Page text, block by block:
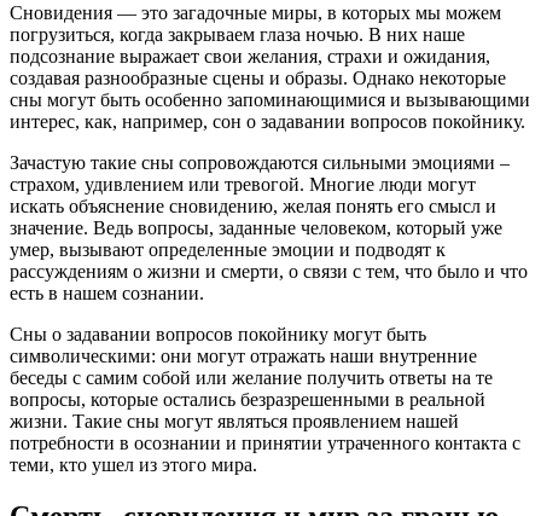
Сновидения — это загадочные миры, в которых мы можем
погрузиться, когда закрываем глаза ночью. В них наше
подсознание выражает свои желания, страхи и ожидания,
создавая разнообразные сцены и образы. Однако некоторые
сны могут быть особенно запоминающимися и вызывающими
интерес, как, например, сон о задавании вопросов покойнику.
Зачастую такие сны сопровождаются сильными эмоциями –
страхом, удивлением или тревогой. Многие люди могут
искать объяснение сновидению, желая понять его смысл и
значение. Ведь вопросы, заданные человеком, который уже
умер, вызывают определенные эмоции и подводят к
рассуждениям о жизни и смерти, о связи с тем, что было и что
есть в нашем сознании.
Сны о задавании вопросов покойнику могут быть
символическими: они могут отражать наши внутренние
беседы с самим собой или желание получить ответы на те
вопросы, которые остались безразрешенными в реальной
жизни. Такие сны могут являться проявлением нашей
потребности в осознании и принятии утраченного контакта с
теми, кто ушел из этого мира.